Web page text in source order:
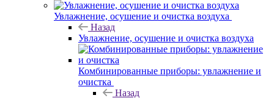
Увлажнение, осушение и очистка воздуха
Назад
Увлажнение, осушение и очистка воздуха
Комбинированные приборы: увлажнение и
очистка
Назад